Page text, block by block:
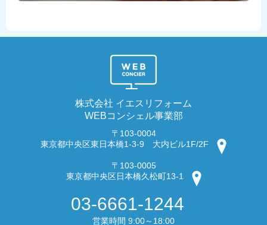
株式会社 イエスリフォーム
WEBコンシェル事業部
〒103-0004
東京都中央区東日本橋1-3-9 大内ビル1F/2F
〒103-0005
東京都中央区日本橋久松町13-1
03-6661-1244
営業時間 9:00～18:00